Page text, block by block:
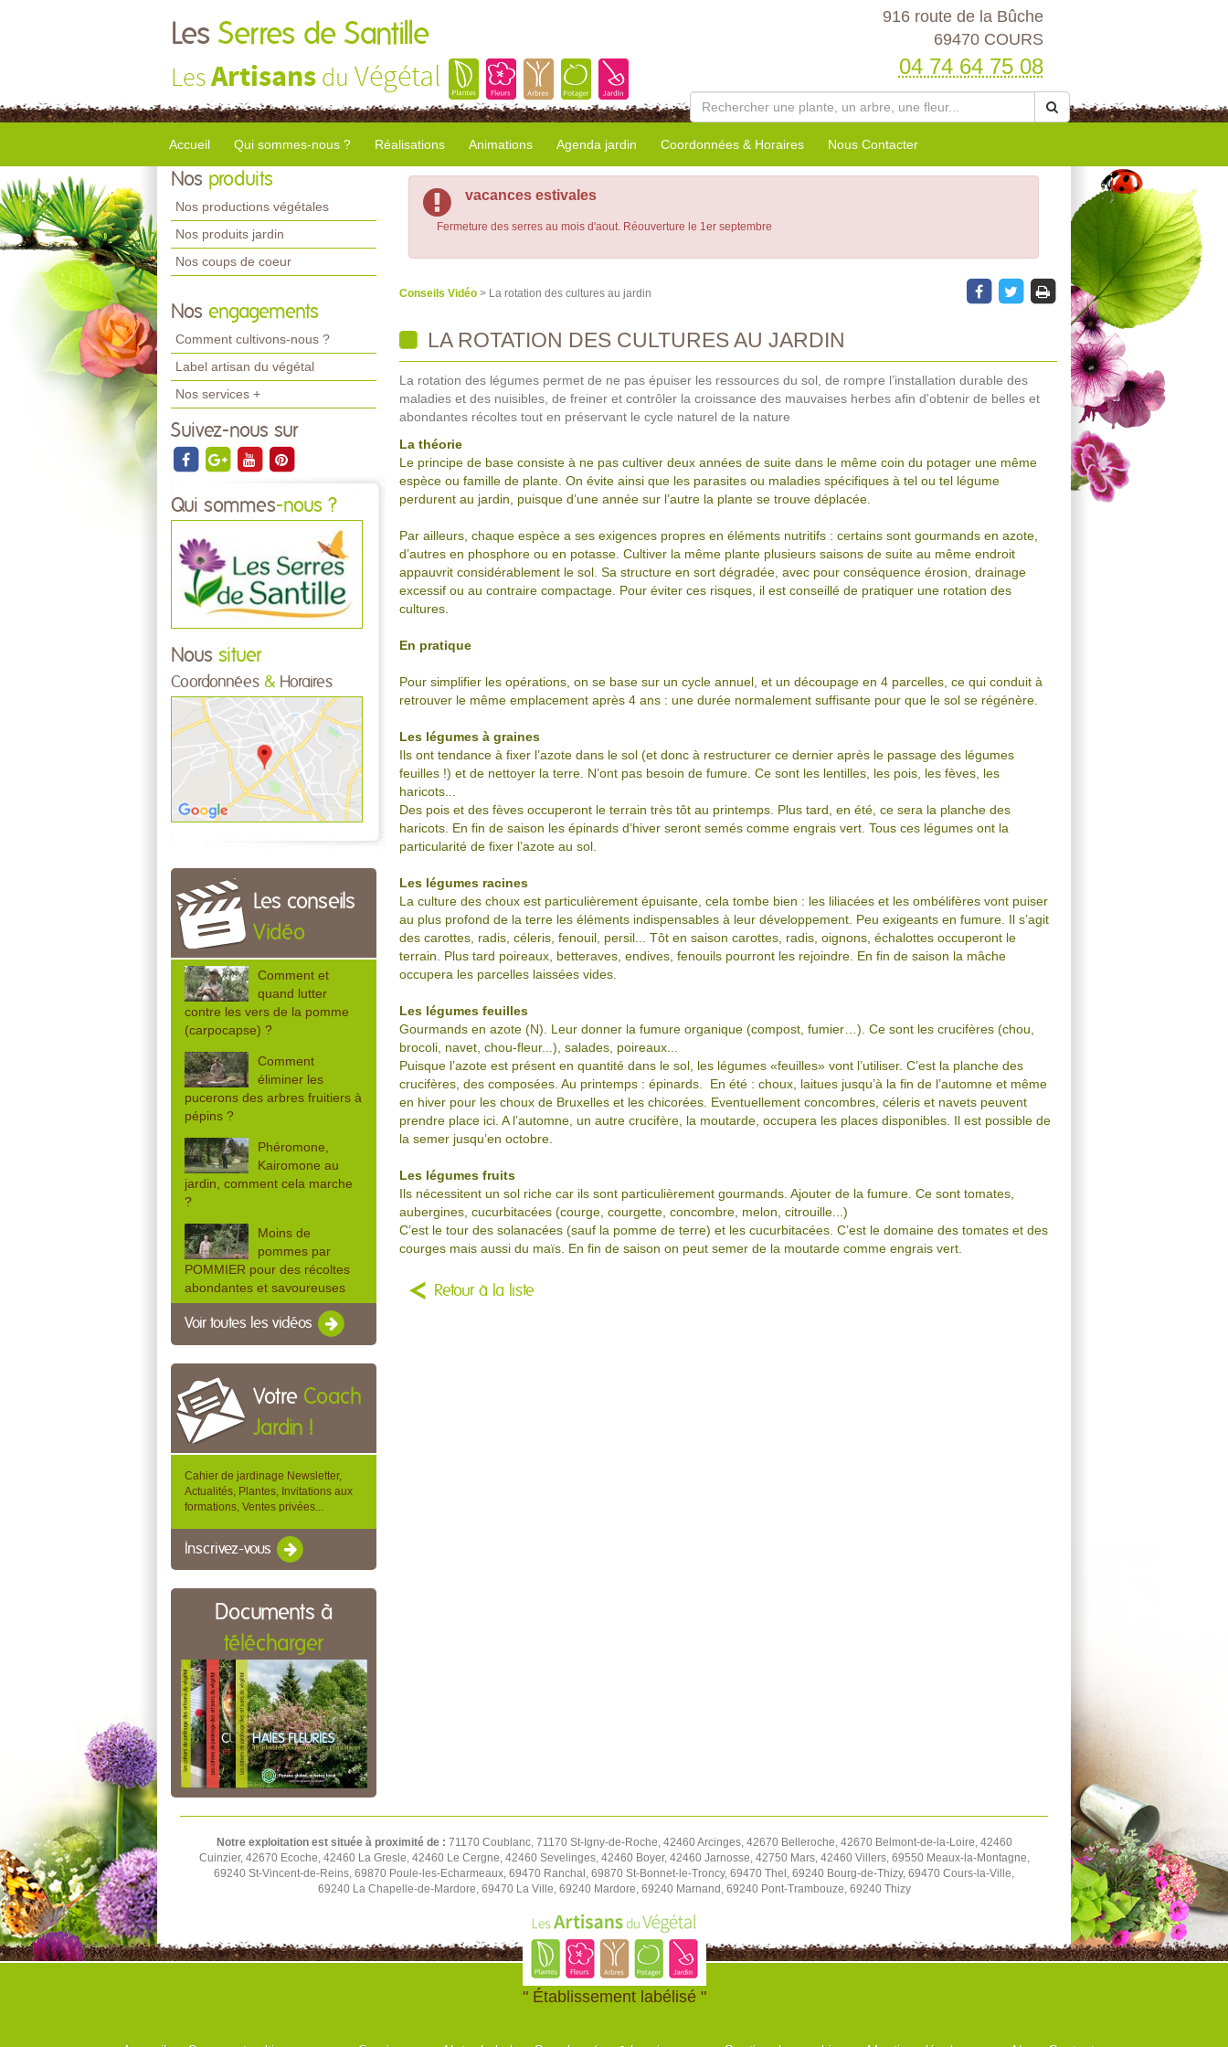
Les Serres de Santille
LesArtisans du Végétal
916 route de la Bûche
69470 COURS
04 74 64 75 08
Accueil Qui sommes-nous ? Réalisations Animations Agenda jardin Coordonnées & Horaires Nous Contacter
Nos produits
Nos productions végétales
Nos produits jardin
Nos coups de coeur
Nos engagements
Comment cultivons-nous ?
Label artisan du végétal
Nos services +
Suivez-nous sur
Qui sommes-nous ?
Nous situer
Coordonnées & Horaires
Les conseils
Vidéo
Comment et
quand lutter
contre les vers de la pomme
(carpocapse) ?
Comment
éliminer les
pucerons des arbres fruitiers à
pépins ?
Phéromone,
Kairomone au
jardin, comment cela marche
?
Moins de
pommes par
POMMIER pour des récoltes
abondantes et savoureuses
Voir toutes les vidéos
Votre Coach
Jardin !
Cahier de jardinage Newsletter,
Actualités, Plantes, Invitations aux
formations, Ventes privées...
Inscrivez-vous
Documents à
télécharger
vacances estivales
Fermeture des serres au mois d'aout. Réouverture le 1er septembre
Conseils Vidéo > La rotation des cultures au jardin
LA ROTATION DES CULTURES AU JARDIN
La rotation des légumes permet de ne pas épuiser les ressources du sol, de rompre l’installation durable des
maladies et des nuisibles, de freiner et contrôler la croissance des mauvaises herbes afin d'obtenir de belles et
abondantes récoltes tout en préservant le cycle naturel de la nature
La théorie
Le principe de base consiste à ne pas cultiver deux années de suite dans le même coin du potager une même
espèce ou famille de plante. On évite ainsi que les parasites ou maladies spécifiques à tel ou tel légume
perdurent au jardin, puisque d’une année sur l’autre la plante se trouve déplacée.
Par ailleurs, chaque espèce a ses exigences propres en éléments nutritifs : certains sont gourmands en azote,
d’autres en phosphore ou en potasse. Cultiver la même plante plusieurs saisons de suite au même endroit
appauvrit considérablement le sol. Sa structure en sort dégradée, avec pour conséquence érosion, drainage
excessif ou au contraire compactage. Pour éviter ces risques, il est conseillé de pratiquer une rotation des
cultures.
En pratique
Pour simplifier les opérations, on se base sur un cycle annuel, et un découpage en 4 parcelles, ce qui conduit à
retrouver le même emplacement après 4 ans : une durée normalement suffisante pour que le sol se régénère.
Les légumes à graines
Ils ont tendance à fixer l’azote dans le sol (et donc à restructurer ce dernier après le passage des légumes
feuilles !) et de nettoyer la terre. N’ont pas besoin de fumure. Ce sont les lentilles, les pois, les fèves, les
haricots...
Des pois et des fèves occuperont le terrain très tôt au printemps. Plus tard, en été, ce sera la planche des
haricots. En fin de saison les épinards d’hiver seront semés comme engrais vert. Tous ces légumes ont la
particularité de fixer l’azote au sol.
Les légumes racines
La culture des choux est particulièrement épuisante, cela tombe bien : les liliacées et les ombélifères vont puiser
au plus profond de la terre les éléments indispensables à leur développement. Peu exigeants en fumure. Il s’agit
des carottes, radis, céleris, fenouil, persil... Tôt en saison carottes, radis, oignons, échalottes occuperont le
terrain. Plus tard poireaux, betteraves, endives, fenouils pourront les rejoindre. En fin de saison la mâche
occupera les parcelles laissées vides.
Les légumes feuilles
Gourmands en azote (N). Leur donner la fumure organique (compost, fumier…). Ce sont les crucifères (chou,
brocoli, navet, chou-fleur...), salades, poireaux...
Puisque l’azote est présent en quantité dans le sol, les légumes «feuilles» vont l’utiliser. C’est la planche des
crucifères, des composées. Au printemps : épinards. En été : choux, laitues jusqu’à la fin de l’automne et même
en hiver pour les choux de Bruxelles et les chicorées. Eventuellement concombres, céleris et navets peuvent
prendre place ici. A l’automne, un autre crucifère, la moutarde, occupera les places disponibles. Il est possible de
la semer jusqu’en octobre.
Les légumes fruits
Ils nécessitent un sol riche car ils sont particulièrement gourmands. Ajouter de la fumure. Ce sont tomates,
aubergines, cucurbitacées (courge, courgette, concombre, melon, citrouille...)
C’est le tour des solanacées (sauf la pomme de terre) et les cucurbitacées. C’est le domaine des tomates et des
courges mais aussi du maïs. En fin de saison on peut semer de la moutarde comme engrais vert.
Retour à la liste
Notre exploitation est située à proximité de : 71170 Coublanc, 71170 St-Igny-de-Roche, 42460 Arcinges, 42670 Belleroche, 42670 Belmont-de-la-Loire, 42460
Cuinzier, 42670 Ecoche, 42460 La Gresle, 42460 Le Cergne, 42460 Sevelinges, 42460 Boyer, 42460 Jarnosse, 42750 Mars, 42460 Villers, 69550 Meaux-la-Montagne,
69240 St-Vincent-de-Reins, 69870 Poule-les-Echarmeaux, 69470 Ranchal, 69870 St-Bonnet-le-Troncy, 69470 Thel, 69240 Bourg-de-Thizy, 69470 Cours-la-Ville,
69240 La Chapelle-de-Mardore, 69470 La Ville, 69240 Mardore, 69240 Marnand, 69240 Pont-Trambouze, 69240 Thizy
" Établissement labélisé "